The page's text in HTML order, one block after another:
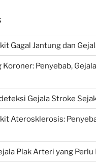
Gagal Jantung dan
Penyebab,
Gejala Stroke
Aterosklerosis:
Plak Arteri yang